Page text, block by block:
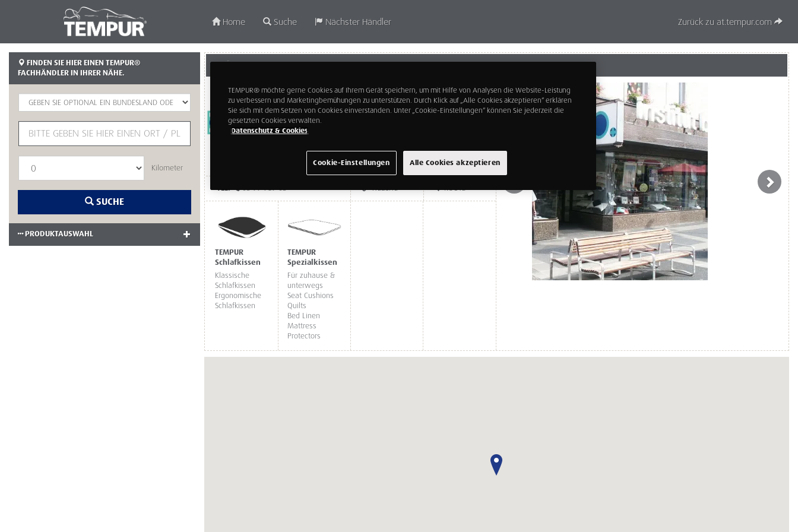
Home Suche Nächster Händler Zurück zu at.tempur.com
FINDEN SIE HIER EINEN TEMPUR®
FACHHÄNDLER IN IHRER NÄHE.
Kilometer
SUCHE
PRODUKTAUSWAHL
BSTÄNDIG WIEN 10
Favoritenstr. 69
1100 Wien
TEL: 05 99 789 03 WEBSITE ROUTE
TEMPUR
Schlafkissen
Klassische
Schlafkissen
Ergonomische
Schlafkissen
TEMPUR
Spezialkissen
Für zuhause &
unterwegs
Seat Cushions
Quilts
Bed Linen
Mattress
Protectors
TEMPUR® möchte gerne Cookies auf Ihrem Gerät speichern, um mit Hilfe von Analysen die Website-Leistung
zu verbessern und Marketingbemühungen zu unterstützen. Durch Klick auf „Alle Cookies akzeptieren“ erklären
Sie sich mit dem Setzen von Cookies einverstanden. Unter „Cookie-Einstellungen“ können Sie jederzeit die
gesetzten Cookies verwalten.
Datenschutz & Cookies
Alle Cookies akzeptieren
Cookie-Einstellungen